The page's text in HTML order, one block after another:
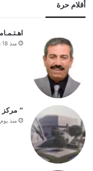
أقلام حرة
منذ 18 ساعة
” مركز
منذ